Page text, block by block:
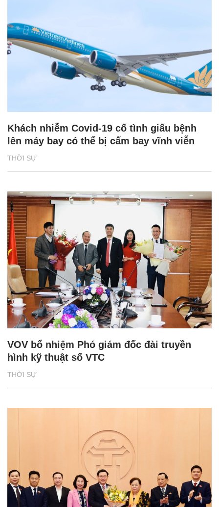
THỜI SỰ
Khách nhiễm Covid-19 cố tình giấu bệnh
lên máy bay có thể bị cấm bay vĩnh viễn
THỜI SỰ
VOV bổ nhiệm Phó giám đốc đài truyền
hình kỹ thuật số VTC